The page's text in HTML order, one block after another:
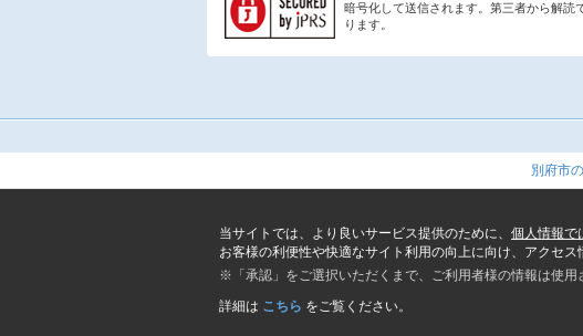
暗号化して送信されます。第三者から解読
ります。
別府市
当サイトでは、より良いサービス提供のために、 個人情報で
お客様の利便性や快適なサイト利用の向上に向け、アクセス
※「承認」をご選択いただくまで、ご利用者様の情報は使用
詳細は こちら をご覧ください。